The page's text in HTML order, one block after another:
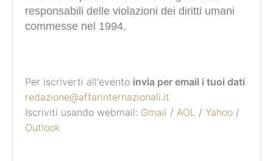
responsabili delle violazioni dei diritti umani
commesse nel 1994.
Per iscriverti all'evento invia per email i tuoi dati
redazione@affarinternazionali.it
Iscriviti usando webmail: Gmail / AOL / Yahoo /
Outlook